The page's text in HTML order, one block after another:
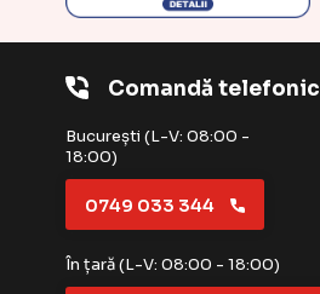
Comandă telefonic
București (L-V: 08:00 -
18:00)
0749 033 344
În țară (L-V: 08:00 - 18:00)